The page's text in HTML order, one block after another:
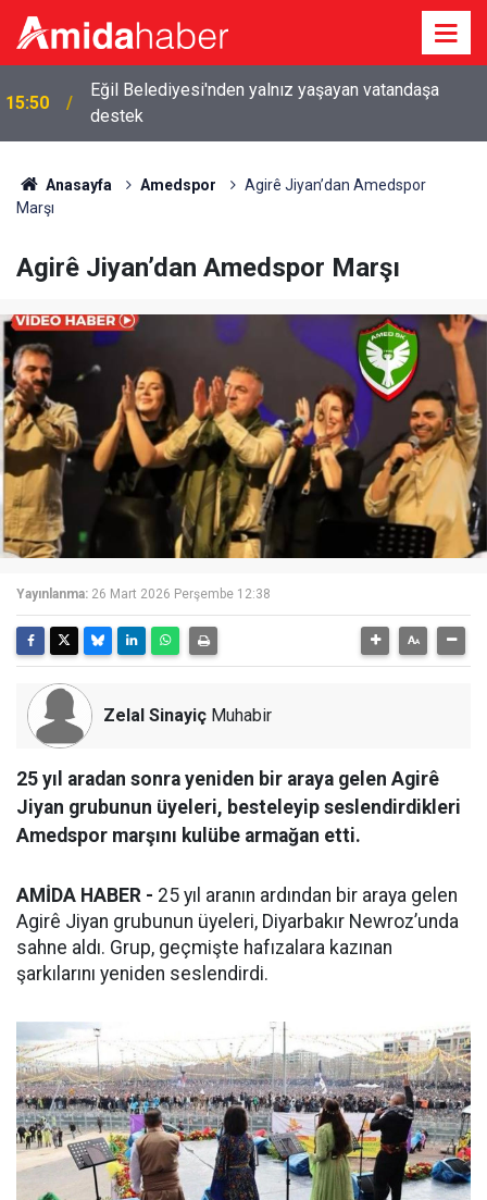
15:50
Eğil Belediyesi'nden yalnız yaşayan vatandaşa
destek
Anasayfa Amedspor
Agirê Jiyan’dan Amedspor
Marşı
Agirê Jiyan’dan Amedspor Marşı
Yayınlanma: 26 Mart 2026 Perşembe 12:38
Zelal Sinayiç Muhabir
25 yıl aradan sonra yeniden bir araya gelen Agirê
Jiyan grubunun üyeleri, besteleyip seslendirdikleri
Amedspor marşını kulübe armağan etti.
AMİDA HABER - 25 yıl aranın ardından bir araya gelen
Agirê Jiyan grubunun üyeleri, Diyarbakır Newroz’unda
sahne aldı. Grup, geçmişte hafızalara kazınan
şarkılarını yeniden seslendirdi.